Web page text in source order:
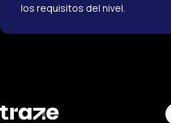
los requisitos del nivel.